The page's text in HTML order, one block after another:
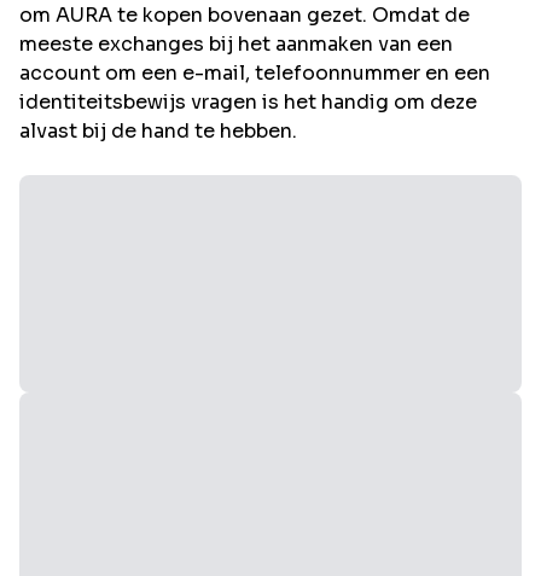
om AURAte kopen bovenaan gezet. Omdat de
meeste exchanges bij het aanmaken van een
account om een e-mail, telefoonnummer en een
identiteitsbewijs vragen is het handig om deze
alvast bij de hand te hebben.